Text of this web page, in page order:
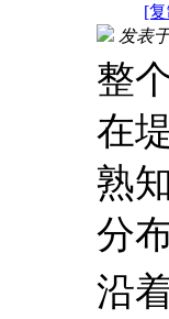
[
发表
整
在
熟
分
沿